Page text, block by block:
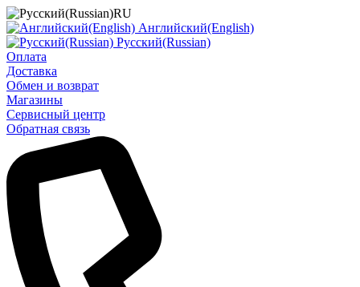
RU
Английский(English)
Русский(Russian)
Оплата
Доставка
Обмен и возврат
Магазины
Сервисный центр
Обратная связь